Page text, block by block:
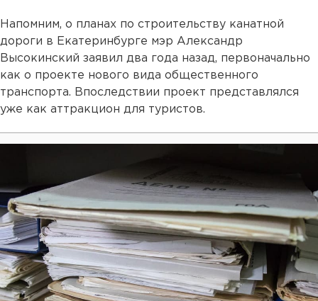
Напомним, о планах по строительству канатной
дороги в Екатеринбурге мэр Александр
Высокинский заявил два года назад, первоначально
как о проекте нового вида общественного
транспорта. Впоследствии проект представлялся
уже как аттракцион для туристов.